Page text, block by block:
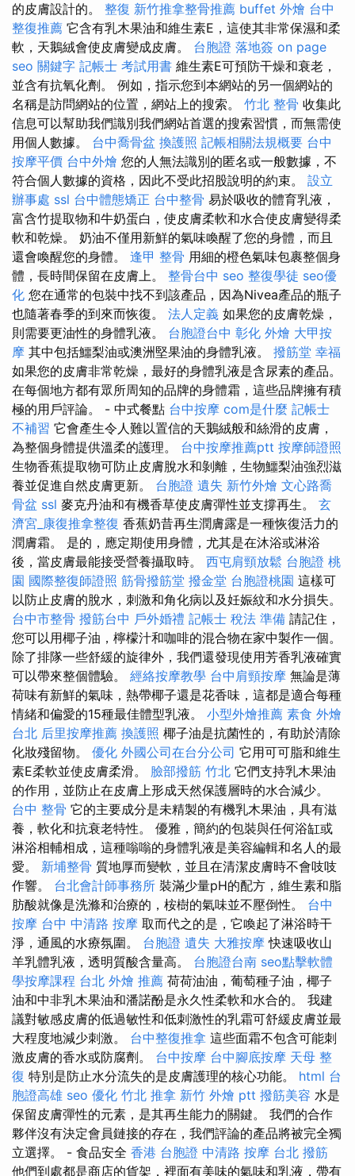
的皮膚設計的。 整復 新竹推拿整骨推薦 buffet 外燴 台中
整復推薦 它含有乳木果油和維生素E，這使其非常保濕和柔
軟，天鵝絨會使皮膚變成皮膚。 台胞證 落地簽 on page
seo 關鍵字 記帳士 考試用書 維生素E可預防干燥和衰老，
並含有抗氧化劑。 例如，指示您到本網站的另一個網站的
名稱是訪問網站的位置，網站上的搜索。 竹北 整骨 收集此
信息可以幫助我們識別我們網站首選的搜索習慣，而無需使
用個人數據。 台中喬骨盆 換護照 記帳相關法規概要 台中
按摩平價 台中外燴 您的人無法識別的匿名或一般數據，不
符合個人數據的資格，因此不受此招股說明的約束。 設立
辦事處 ssl 台中體態矯正 台中整骨 易於吸收的體育乳液，
富含竹提取物和牛奶蛋白，使皮膚柔軟和水合使皮膚變得柔
軟和乾燥。 奶油不僅用新鮮的氣味喚醒了您的身體，而且
還會喚醒您的身體。 逢甲 整骨 用細的橙色氣味包裹整個身
體，長時間保留在皮膚上。 整骨台中 seo 整復學徒 seo優
化 您在通常的包裝中找不到該產品，因為Nivea產品的瓶子
也隨著春季的到來而恢復。 法人定義 如果您的皮膚乾燥，
則需要更油性的身體乳液。 台胞證台中 彰化 外燴 大甲按
摩 其中包括鱷梨油或澳洲堅果油的身體乳液。 撥筋堂 幸福
如果您的皮膚非常乾燥，最好的身體乳液是含尿素的產品。
在每個地方都有眾所周知的品牌的身體霜，這些品牌擁有積
極的用戶評論。 - 中式餐點 台中按摩 com是什麼 記帳士
不補習 它會產生令人難以置信的天鵝絨般和絲滑的皮膚，
為整個身體提供溫柔的護理。 台中按摩推薦ptt 按摩師證照
生物香蕉提取物可防止皮膚脫水和剝離，生物鱷梨油強烈滋
養並促進自然皮膚更新。 台胞證 遺失 新竹外燴 文心路喬
骨盆 ssl 麥克丹油和有機香草使皮膚彈性並支撐再生。 玄
濟宮_康復推拿整復 香蕉奶昔再生潤膚露是一種恢復活力的
潤膚霜。 是的，應定期使用身體，尤其是在沐浴或淋浴
後，當皮膚最能接受營養攝取時。 西屯肩頸放鬆 台胞證 桃
園 國際整復師證照 筋骨撥筋堂 撥金堂 台胞證桃園 這樣可
以防止皮膚的脫水，刺激和角化病以及妊娠紋和水分損失。
台中市整骨 撥筋台中 戶外婚禮 記帳士 稅法 準備 請記住，
您可以用椰子油，檸檬汁和咖啡的混合物在家中製作一個。
除了排隊一些舒緩的旋律外，我們還發現使用芳香乳液確實
可以帶來整個體驗。 經絡按摩教學 台中肩頸按摩 無論是薄
荷味有新鮮的氣味，熱帶椰子還是花香味，這都是適合每種
情緒和偏愛的15種最佳體型乳液。 小型外燴推薦 素食 外燴
台北 后里按摩推薦 換護照 椰子油是抗菌性的，有助於清除
化妝殘留物。 優化 外國公司在台分公司 它用可可脂和維生
素E柔軟並使皮膚柔滑。 臉部撥筋 竹北 它們支持乳木果油
的作用，並防止在皮膚上形成天然保護層時的水合減少。
台中 整骨 它的主要成分是未精製的有機乳木果油，具有滋
養，軟化和抗衰老特性。 優雅，簡約的包裝與任何浴缸或
淋浴相輔相成，這種嗡嗡的身體乳液是美容編輯和名人的最
愛。 新埔整骨 質地厚而變軟，並且在清潔皮膚時不會吱吱
作響。 台北會計師事務所 裝滿少量pH的配方，維生素和脂
肪酸就像是洗滌和治療的，桉樹的氣味並不壓倒性。 台中
按摩 台中 中清路 按摩 取而代之的是，它喚起了淋浴時干
淨，通風的水療氛圍。 台胞證 遺失 大雅按摩 快速吸收山
羊乳體乳液，透明質酸含量高。 台胞證台南 seo點擊軟體
學按摩課程 台北 外燴 推薦 荷荷油油，葡萄種子油，椰子
油和中非乳木果油和潘諾酚是永久性柔軟和水合的。 我建
議對敏感皮膚的低過敏性和低刺激性的乳霜可舒緩皮膚並最
大程度地減少刺激。 台中整復推拿 這些面霜不包含可能刺
激皮膚的香水或防腐劑。 台中按摩 台中腳底按摩 天母 整
復 特別是防止水分流失的是皮膚護理的核心功能。 html 台
胞證高雄 seo 優化 竹北 推拿 新竹 外燴 ptt 撥筋美容 水是
保留皮膚彈性的元素，是其再生能力的關鍵。 我們的合作
夥伴沒有決定會員鏈接的存在，我們評論的產品將被完全獨
立選擇。 - 食品安全 香港 台胞證 中清路 按摩 台北 撥筋
他們到處都是商店的貨架，裡面有美味的氣味和乳液，帶有